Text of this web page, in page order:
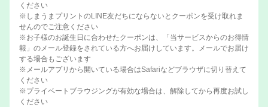
ください
※しまうまプリントのLINE友だちにならないとクーポンを受け取れま
せんのでご注意ください
※お子様のお誕生日に合わせたクーポンは、「当サービスからのお得情
報」のメール登録をされている方へお届けしています。メールでお届け
する場合もございます
※メールアプリから開いている場合はSafariなどブラウザに切り替えて
ください
※プライベートブラウジングが有効な場合は、解除してから再度お試し
ください